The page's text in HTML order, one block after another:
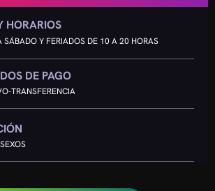
HORARIOS
SÁBADO Y FERIADOS DE 10 A 20 HORAS
DE PAGO
TRANSFERENCIA